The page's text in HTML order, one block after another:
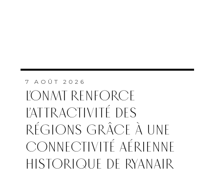
7 AOÛT 2026
L’ONMT RENFORCE
L’ATTRACTIVITÉ DES
RÉGIONS GRÂCE À UNE
CONNECTIVITÉ AÉRIENNE
HISTORIQUE DE RYANAIR